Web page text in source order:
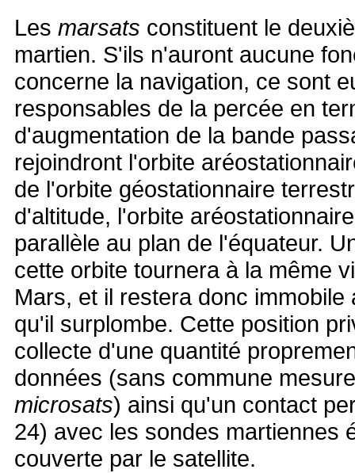
Les marsats constituent le
martien. S'ils n'auront aucune
concerne la navigation, ce sont
responsables de la percée en
d'augmentation de la bande
rejoindront l'orbite
de l'orbite géostationnaire
d'altitude, l'orbite
parallèle au plan de l'équateur.
cette orbite tournera à la même
Mars, et il restera donc
qu'il surplombe. Cette position
collecte d'une quantité
données (sans commune
microsats) ainsi qu'un contact
24) avec les sondes martiennes
couverte par le satellite.